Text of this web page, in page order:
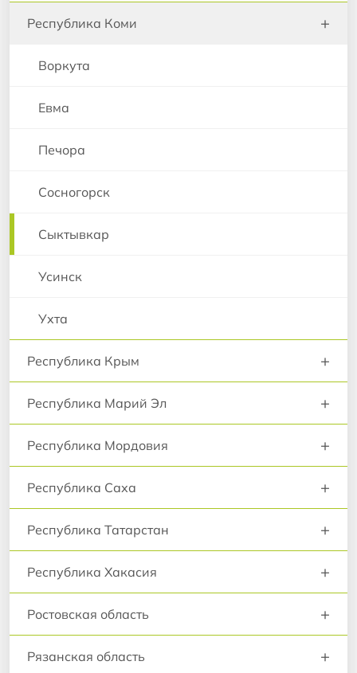
Республика Коми +
Воркута
Евма
Печора
Сосногорск
Сыктывкар
Усинск
Ухта
Республика Крым +
Республика Марий Эл +
Республика Мордовия +
Республика Саха +
Республика Татарстан +
Республика Хакасия +
Ростовская область +
Рязанская область +